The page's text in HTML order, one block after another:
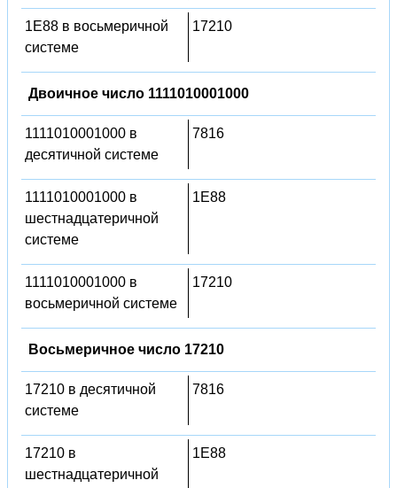
1E88 в восьмеричной
системе
17210
Двоичное число 1111010001000
1111010001000 в
десятичной системе
7816
1111010001000 в
шестнадцатеричной
системе
1E88
1111010001000 в
восьмеричной системе
17210
Восьмеричное число 17210
17210 в десятичной
системе
7816
17210 в
шестнадцатеричной
1E88